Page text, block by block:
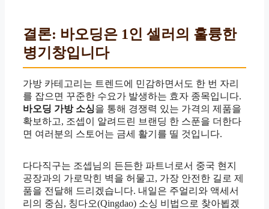
결론: 바오딩은 1인 셀러의 훌륭한
병기창입니다
가방 카테고리는 트렌드에 민감하면서도 한 번 자리
를 잡으면 꾸준한 수요가 발생하는 효자 종목입니다.
바오딩 가방 소싱을 통해 경쟁력 있는 가격의 제품을
확보하고, 조셉이 알려드린 브랜딩 한 스푼을 더한다
면 여러분의 스토어는 금세 활기를 띨 것입니다.
다다직구는 조셉님의 든든한 파트너로서 중국 현지
공장과의 가로막힌 벽을 허물고, 가장 안전한 길로 제
품을 전달해 드리겠습니다. 내일은 주얼리와 액세서
리의 중심, 칭다오(Qingdao) 소싱 비법으로 찾아뵙겠